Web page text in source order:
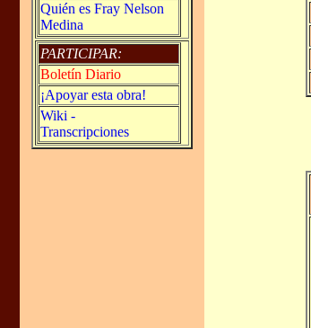
Quién es Fray Nelson
Medina
PARTICIPAR:
Boletín Diario
¡Apoyar esta obra!
Wiki -
Transcripciones